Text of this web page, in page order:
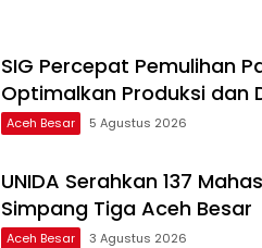
SIG Percepat Pemulihan
Optimalkan Produksi dan
Aceh Besar 5 Agustus 2026
UNIDA Serahkan 137
Simpang Tiga Aceh Besar
Aceh Besar 3 Agustus 2026